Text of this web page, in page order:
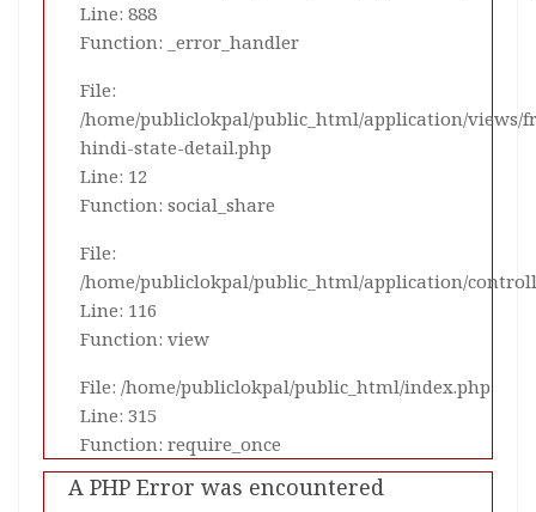
Line: 888
Function: _error_handler
File:
/home/publiclokpal/public_html/application/views/
hindi-state-detail.php
Line: 12
Function: social_share
File:
/home/publiclokpal/public_html/application/
Line: 116
Function: view
File: /home/publiclokpal/public_html/index.php
Line: 315
Function: require_once
A PHP Error was encountered